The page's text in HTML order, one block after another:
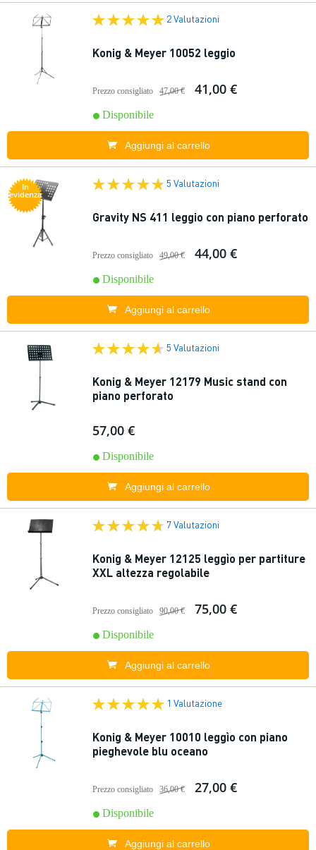
2 Valutazioni
Konig & Meyer 10052 leggio
Prezzo consigliato 47,00 € 41,00 €
Disponibile
Aggiungi al carrello
In
evidenza
5 Valutazioni
Gravity NS 411 leggio con piano perforato
Prezzo consigliato 49,00 € 44,00 €
Disponibile
Aggiungi al carrello
5 Valutazioni
Konig & Meyer 12179 Music stand con
piano perforato
57,00 €
Disponibile
Aggiungi al carrello
7 Valutazioni
Konig & Meyer 12125 leggìo per partiture
XXL altezza regolabile
Prezzo consigliato 90,00 € 75,00 €
Disponibile
Aggiungi al carrello
1 Valutazione
Konig & Meyer 10010 leggìo con piano
pieghevole blu oceano
Prezzo consigliato 36,00 € 27,00 €
Disponibile
Aggiungi al carrello